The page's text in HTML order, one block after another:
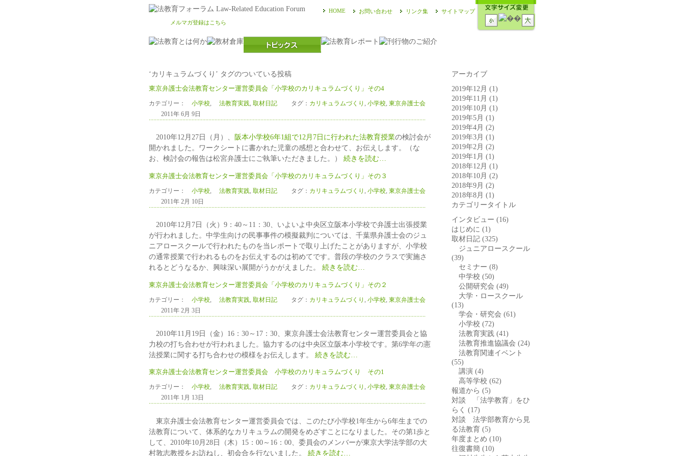
HOME お問い合わせ リンク集
サイトマップ
メルマガ登録はこちら
‘カリキュラムづくり’ タグのついている投稿
東京弁護士会法教育センター運営委員会「小学校のカリキュラムづくり」その4
カテゴリー： 小学校, 法教育実践, 取材日記 タグ： カリキュラムづくり , 小学校, 東京弁護士会
2011年 6月 9日
2010年12月27日（月）、 阪本小学校6年1組で12月7日に行われた法教育授業の検討会が
開かれました。ワークシートに書かれた児童の感想と合わせて、お伝えします。（な
お、検討会の報告は松宮弁護士にご執筆いただきました。） 続きを読む…
東京弁護士会法教育センター運営委員会「小学校のカリキュラムづくり」その３
カテゴリー： 小学校 法教育実践 取材日記 タグ： カリキュラムづくり 小学校 東京弁護士会
2011年 2月 10日
2010年12月7日（火）9：40～11：30、いよいよ中央区立阪本小学校で弁護士出張授業
が行われました。中学生向けの民事事件の模擬裁判については、千葉県弁護士会のジュ
ニアロースクールで行われたものを当レポートで取り上げたことがありますが、小学校
の通常授業で行われるものをお伝えするのは初めてです。普段の学校のクラスで実施さ
れるとどうなるか、興味深い展開がうかがえました。 続きを読む…
東京弁護士会法教育センター運営委員会「小学校のカリキュラムづくり」その２
カテゴリー： 小学校 法教育実践 取材日記 タグ： カリキュラムづくり 小学校 東京弁護士会
2011年 2月 3日
2010年11月19日（金）16：30～17：30、東京弁護士会法教育センター運営委員会と協
力校の打ち合わせが行われました。協力するのは中央区立阪本小学校です。第6学年の憲
法授業に関する打ち合わせの模様をお伝えします。 続きを読む…
東京弁護士会法教育センター運営委員会 小学校のカリキュラムづくり その1
カテゴリー： 小学校, 法教育実践, 取材日記 タグ： カリキュラムづくり , 小学校, 東京弁護士会
2011年 1月 13日
東京弁護士会法教育センター運営委員会では、このたび小学校1年生から6年生までの
法教育について、体系的なカリキュラムの開発をめざすことになりました。その第1歩と
して、2010年10月28日（木）15：00～16：00、委員会のメンバーが東京大学法学部の大
村敦志教授をお訪ねし、初会合を行ないました。 続きを読む…
アーカイブ
2019年12月 (1)
2019年11月 (1)
2019年10月 (1)
2019年5月 (1)
2019年4月 (2)
2019年3月 (1)
2019年2月 (2)
2019年1月 (1)
2018年12月 (1)
2018年10月 (2)
2018年9月 (2)
2018年8月 (1)
カテゴリータイトル
インタビュー (16)
はじめに (1)
取材日記 (325)
ジュニアロースクール
(39)
セミナー (8)
中学校 (50)
公開研究会 (49)
大学・ロースクール
(13)
学会・研究会 (61)
小学校 (72)
法教育実践 (41)
法教育推進協議会 (24)
法教育関連イベント
(55)
講演 (4)
高等学校 (62)
報道から (5)
対談 「法学教育」をひ
らく (17)
対談 法学部教育から見
る法教育 (5)
年度まとめ (10)
往復書簡 (10)